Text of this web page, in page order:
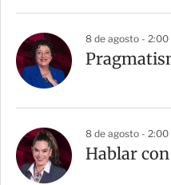
8 de agosto - 2:00
8 de agosto - 2:00
Hablar